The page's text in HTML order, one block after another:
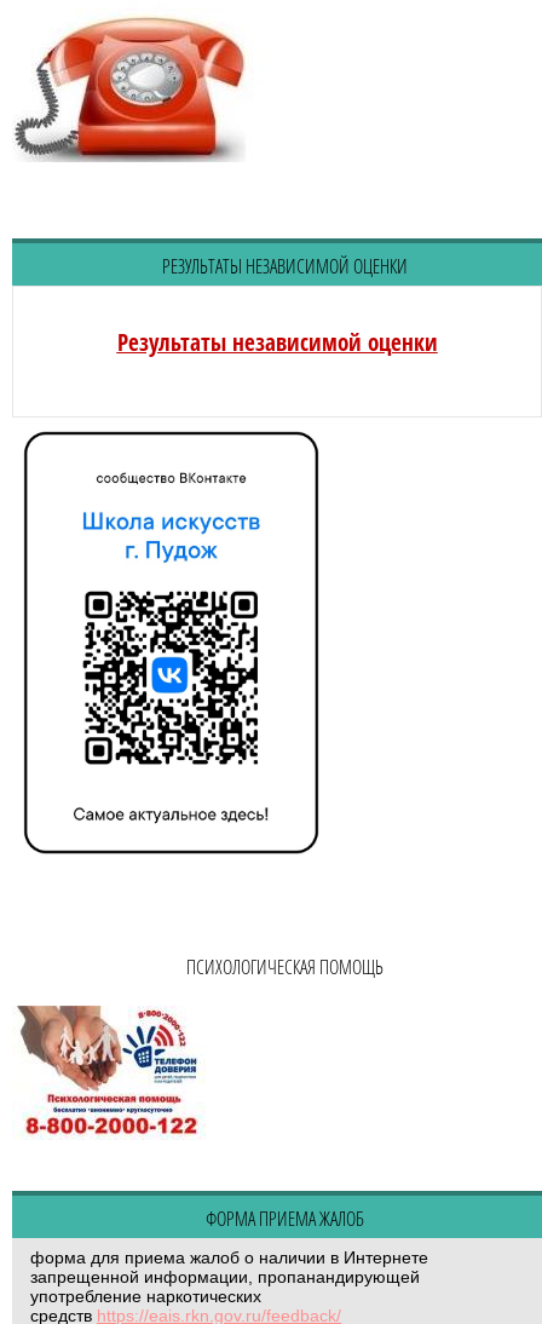
РЕЗУЛЬТАТЫ НЕЗАВИСИМОЙ ОЦЕНКИ
Результаты независимой оценки
ПСИХОЛОГИЧЕСКАЯ ПОМОЩЬ
ФОРМА ПРИЕМА ЖАЛОБ
форма для приема жалоб о наличии в Интернете
запрещенной информации, пропанандирующей
употребление наркотических
средств https://eais.rkn.gov.ru/feedback/